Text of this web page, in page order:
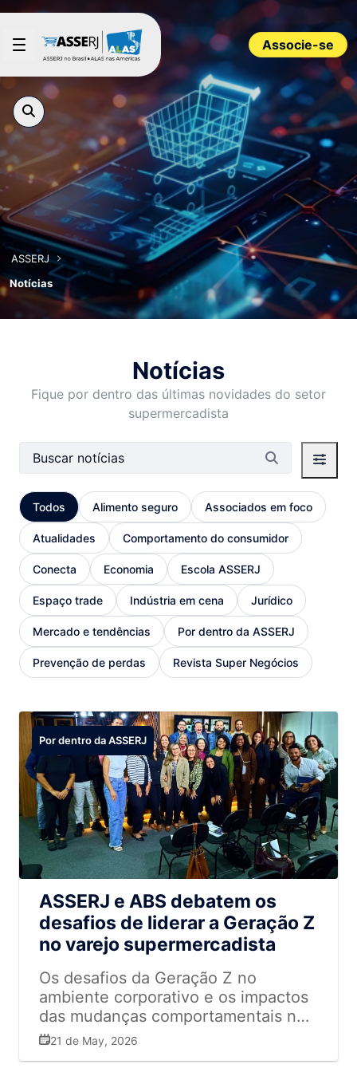
Pular para o Conteúdo principal
Associe-se
ASSERJ
Notícias
Notícias
Fique por dentro das últimas novidades do setor
supermercadista
Barra de busca
Todos Alimento seguro Associados em foco
Atualidades Comportamento do consumidor
Conecta Economia Escola ASSERJ
Espaço trade Indústria em cena Jurídico
Mercado e tendências Por dentro da ASSERJ
Prevenção de perdas Revista Super Negócios
Por dentro da ASSERJ
ASSERJ e ABS debatem os
desafios de liderar a Geração Z
no varejo supermercadista
Os desafios da Geração Z no
ambiente corporativo e os impactos
das mudanças comportamentais no
varejo supermercadista foram o
21 de May, 2026